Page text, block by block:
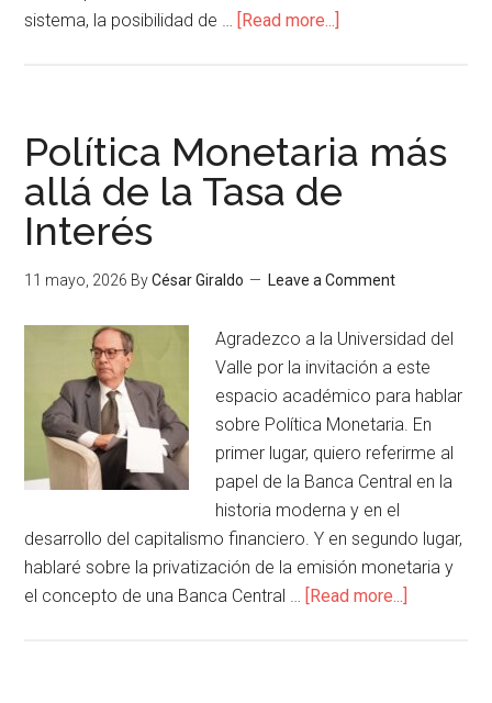
sistema, la posibilidad de … [Read more...]
Política Monetaria más
allá de la Tasa de
Interés
11 mayo, 2026 ByCésar Giraldo Leave a Comment
Agradezco a la Universidad del
Valle por la invitación a este
espacio académico para hablar
sobre Política Monetaria. En
primer lugar, quiero referirme al
papel de la Banca Central en la
historia moderna y en el
desarrollo del capitalismo financiero. Y en segundo lugar,
hablaré sobre la privatización de la emisión monetaria y
el concepto de una Banca Central … [Read more...]